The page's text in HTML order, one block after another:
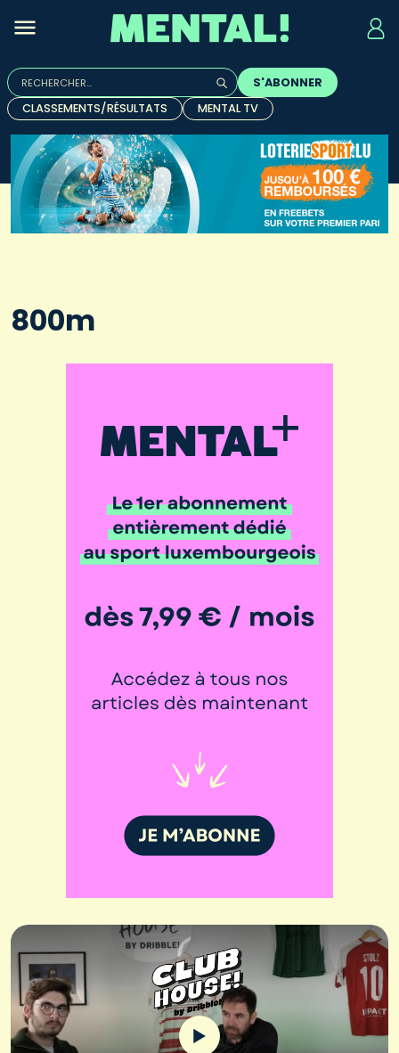
Rechercher :
Quand les résultats de l'auto-complétion sont
S'ABONNER
CLASSEMENTS/RÉSULTATS
MENTAL TV
800m